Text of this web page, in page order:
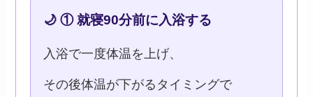
🌙 ① 就寝90分前に入浴する
入浴で一度体温を上げ、
その後体温が下がるタイミングで